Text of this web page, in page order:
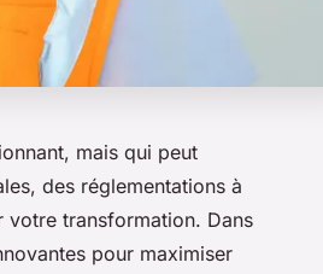
mais qui peut
des réglementations à
votre transformation. Dans
pour maximiser